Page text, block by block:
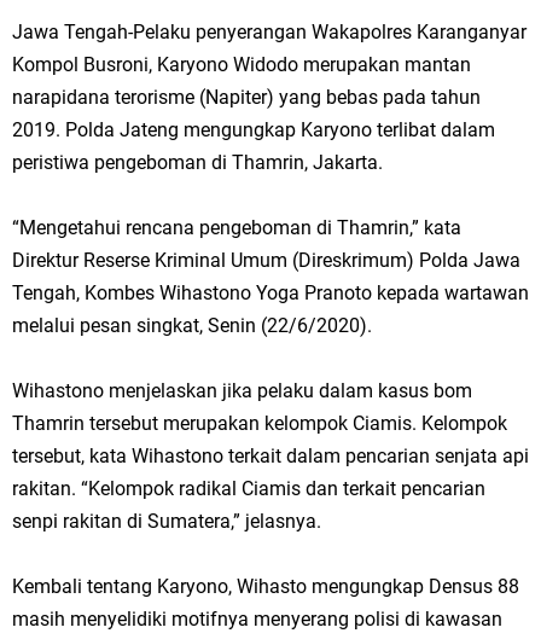
Jawa Tengah-Pelaku penyerangan Wakapolres Karanganyar
Kompol Busroni, Karyono Widodo merupakan mantan
narapidana terorisme (Napiter) yang bebas pada tahun
2019. Polda Jateng mengungkap Karyono terlibat dalam
peristiwa pengeboman di Thamrin, Jakarta.
“Mengetahui rencana pengeboman di Thamrin,” kata
Direktur Reserse Kriminal Umum (Direskrimum) Polda Jawa
Tengah, Kombes Wihastono Yoga Pranoto kepada wartawan
melalui pesan singkat, Senin (22/6/2020).
Wihastono menjelaskan jika pelaku dalam kasus bom
Thamrin tersebut merupakan kelompok Ciamis. Kelompok
tersebut, kata Wihastono terkait dalam pencarian senjata api
rakitan. “Kelompok radikal Ciamis dan terkait pencarian
senpi rakitan di Sumatera,” jelasnya.
Kembali tentang Karyono, Wihasto mengungkap Densus 88
masih menyelidiki motifnya menyerang polisi di kawasan